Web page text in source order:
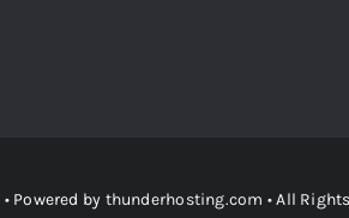
• Powered by thunderhosting.com • All